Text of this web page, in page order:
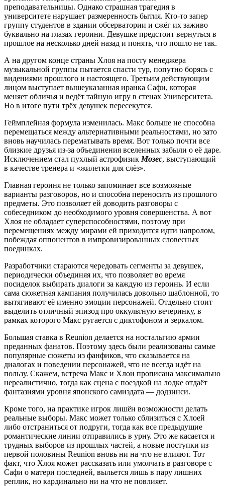
преподавательницы. Однако страшная трагедия в
университете нарушает размеренность бытия. Кто-то запер
группу студентов в здании обсерватории и сжёг их заживо
буквально на глазах героини. Девушке предстоит вернуться в
прошлое на несколько дней назад и понять, что пошло не так.
А на другом конце страны Хлоя на посту менеджера
музыкальной группы пытается спасти тур, попутно борясь с
видениями прошлого и настоящего. Третьим действующим
лицом выступает вышеуказанная иранка Сафи, которая
меняет обличья и ведёт тайную игру в стенах Университета.
Но в итоге пути трёх девушек пересекутся.
Геймплейная формула изменилась. Макс больше не способна
перемещаться между альтернативными реальностями, но зато
вновь научилась перематывать время. Вот только почти все
близкие друзья из-за объединения вселенных забыли о её даре.
Исключением стал пухлый астрофизик Мозес, выступающий
в качестве тренера и «жилетки для слёз».
Главная героиня не только запоминает все возможные
варианты разговоров, но и способна переносить из прошлого
предметы. Это позволяет ей доводить разговоры с
собеседником до необходимого уровня совершенства. А вот
Хлоя не обладает суперспособностями, поэтому при
перемещениях между мирами ей приходится идти напролом,
побеждая оппонентов в импровизированных словесных
поединках.
Разработчики стараются чередовать сегменты за девушек,
периодически объединяя их, что позволяет во время
посиделок выбирать диалоги за каждую из героинь. И если
сама сюжетная кампания получилась довольно шаблонной, то
вытягивают её именно эмоции персонажей. Отдельно стоит
выделить отличный эпизод про оккультную вечеринку, в
рамках которого Макс ругается с диктофоном и зеркалом.
Большая ставка в Reunion делается на ностальгию армии
преданных фанатов. Поэтому здесь были реализованы самые
популярные сюжеты из фанфиков, что сказывается на
диалогах и поведении персонажей, что не всегда идёт на
пользу. Скажем, встреча Макс и Хлои прописана максимально
нереалистично, тогда как сцена с поездкой на лодке отдаёт
фантазиями уровня японского самиздата — додзинси.
Кроме того, на практике игрок лишён возможности делать
реальные выборы. Макс может только сблизиться с Хлоей
либо отстраниться от подруги, тогда как все предыдущие
романтические линии отправились в урну. Это же касается и
трудных выборов из прошлых частей, а новые поступки из
первой половины Reunion вновь ни на что не влияют. Тот
факт, что Хлоя может рассказать или умолчать в разговоре с
Сафи о матери последней, выльется лишь в пару лишних
реплик, но кардинально ни на что не повлияет.